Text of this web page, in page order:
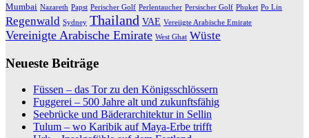
Mumbai Nazareth Papst Perischer Golf Perlentaucher Persischer Golf Phuket Po Lin
Regenwald Sydney Thailand VAE Vereiigte Arabische Emirate
Vereinigte Arabische Emirate West Ghat Wüste
Neueste Beiträge
Füssen – das Tor zu den Königsschlössern
Fuggerei – 500 Jahre alt und zukunftsfähig
Seebrücke und Bäderarchitektur in Sellin
Tulum – wo Karibik auf Maya-Erbe trifft